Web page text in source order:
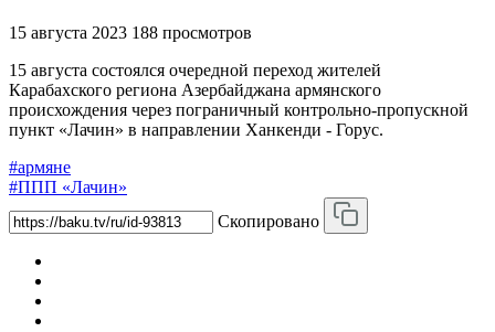
15 августа 2023 188 просмотров
15 августа состоялся очередной переход жителей
Карабахского региона Азербайджана армянского
происхождения через пограничный контрольно-пропускной
пункт «Лачин» в направлении Ханкенди - Горус.
#армяне
#ППП «Лачин»
Скопировано